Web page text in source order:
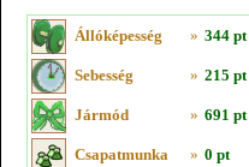
Állóképesség » 344 pt
Sebesség » 215 pt
Jármód » 691 pt
Csapatmunka » 0 pt